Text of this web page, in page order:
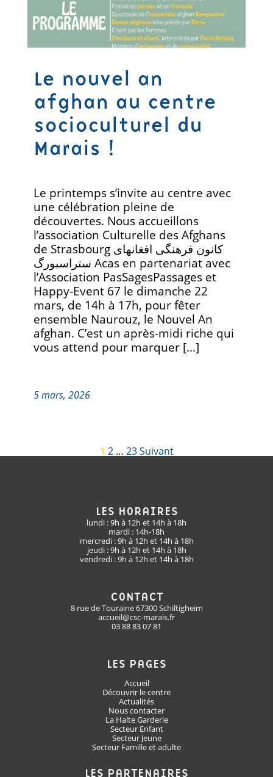
Le nouvel an
afghan au centre
socioculturel du
Marais !
Le printemps s’invite au centre avec
une célébration pleine de
découvertes. Nous accueillons
l’association Culturelle des Afghans
de Strasbourg کانون فرهنگی افغانهای
ستراسبورگ Acas en partenariat avec
l’Association PasSagesPassages et
Happy-Event 67 le dimanche 22
mars, de 14h à 17h, pour fêter
ensemble Naurouz, le Nouvel An
afghan. C’est un après-midi riche qui
vous attend pour marquer […]
5 mars, 2026
PAGINATION
PUBLICATIONS
1 2 … 23 Suivant
LES HORAIRES
lundi : 9h à 12h et 14h à 18h
mardi : 14h-18h
mercredi : 9h à 12h et 14h à 18h
jeudi : 9h à 12h et 14h à 18h
vendredi : 9h à 12h et 14h à 18h
CONTACT
8 rue de Touraine 67300 Schiltigheim
accueil@csc-marais.fr
03 88 83 07 81
LES PAGES
Accueil
Découvrir le centre
Actualités
Nous contacter
La Halte Garderie
Secteur Enfant
Secteur Jeune
Secteur Famille et adulte
LES PARTENAIRES